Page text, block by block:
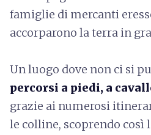
famiglie di mercanti
accorparono la terra in
Un luogo dove non ci si
percorsi a piedi, a
grazie ai numerosi
le colline, scoprendo così